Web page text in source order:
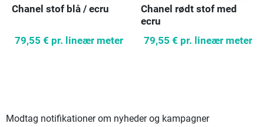
Chanel stof blå / ecru
79,55 € pr. lineær meter
Chanel rødt stof med
ecru
79,55 € pr. lineær meter
Modtag notifikationer om nyheder og kampagner